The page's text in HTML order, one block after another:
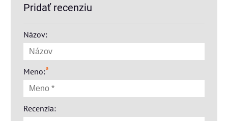
Pridať recenziu
Názov:
Meno:*
Recenzia: